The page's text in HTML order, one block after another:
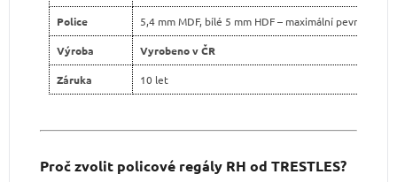
Police 5,4 mm MDF, bílé 5 mm HDF – maximální pevnost
Výroba Vyrobeno v ČR
Záruka 10 let
Proč zvolit policové regály RH od TRESTLES?